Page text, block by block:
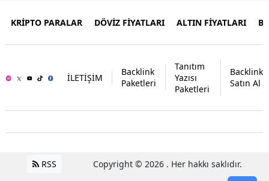
KRİPTO PARALAR DÖVİZ FİYATLARI ALTIN FİYATLARI
İLETİŞİM
Backlink
Paketleri
Tanıtım
Yazısı
Paketleri
Backlink
Satın Al
RSS Copyright © 2026 . Her hakkı saklıdır.